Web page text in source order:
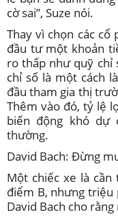
cờ sai”, Suze nói.
Thay vì chọn các
đầu tư một khoản
ro thấp như quỹ chỉ
chỉ số là một cách
đầu tham gia thị
Thêm vào đó, tỷ lệ
biến động khó dự
thường.
David Bach: Đừng
Một chiếc xe là
điểm B, nhưng triệu
David Bach cho